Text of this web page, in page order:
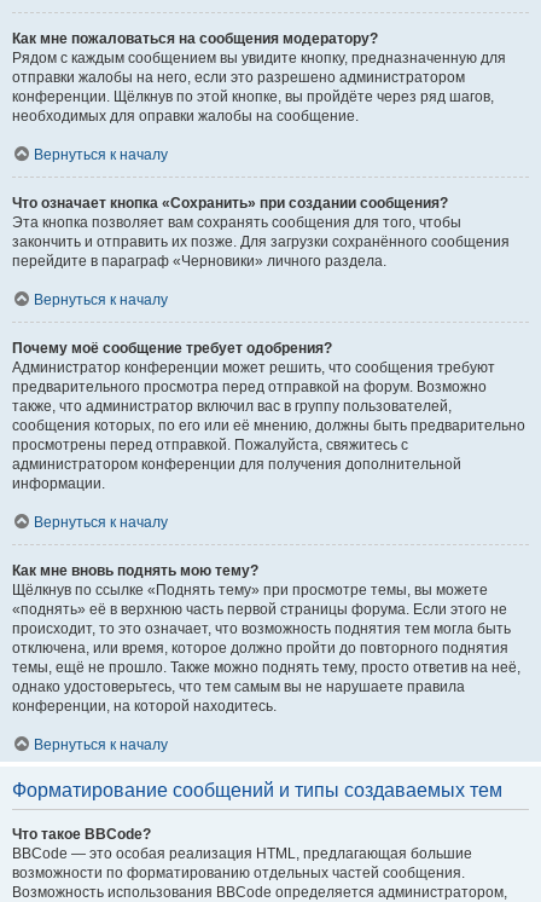
Как мне пожаловаться на сообщения модератору?
Рядом с каждым сообщением вы увидите кнопку, предназначенную для
отправки жалобы на него, если это разрешено администратором
конференции. Щёлкнув по этой кнопке, вы пройдёте через ряд шагов,
необходимых для оправки жалобы на сообщение.
Вернуться к началу
Что означает кнопка «Сохранить» при создании сообщения?
Эта кнопка позволяет вам сохранять сообщения для того, чтобы
закончить и отправить их позже. Для загрузки сохранённого сообщения
перейдите в параграф «Черновики» личного раздела.
Вернуться к началу
Почему моё сообщение требует одобрения?
Администратор конференции может решить, что сообщения требуют
предварительного просмотра перед отправкой на форум. Возможно
также, что администратор включил вас в группу пользователей,
сообщения которых, по его или её мнению, должны быть предварительно
просмотрены перед отправкой. Пожалуйста, свяжитесь с
администратором конференции для получения дополнительной
информации.
Вернуться к началу
Как мне вновь поднять мою тему?
Щёлкнув по ссылке «Поднять тему» при просмотре темы, вы можете
«поднять» её в верхнюю часть первой страницы форума. Если этого не
происходит, то это означает, что возможность поднятия тем могла быть
отключена, или время, которое должно пройти до повторного поднятия
темы, ещё не прошло. Также можно поднять тему, просто ответив на неё,
однако удостоверьтесь, что тем самым вы не нарушаете правила
конференции, на которой находитесь.
Вернуться к началу
Форматирование сообщений и типы создаваемых тем
Что такое BBCode?
BBCode — это особая реализация HTML, предлагающая большие
возможности по форматированию отдельных частей сообщения.
Возможность использования BBCode определяется администратором,